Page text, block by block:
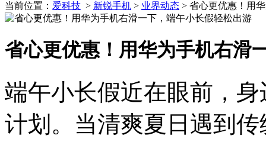
当前位置： 爱科技 > 新锐手机 > 业界动态 > 省心更优惠！用
省心更优惠！用华为手机右滑
端午小长假近在眼前，
计划。当清爽夏日遇到